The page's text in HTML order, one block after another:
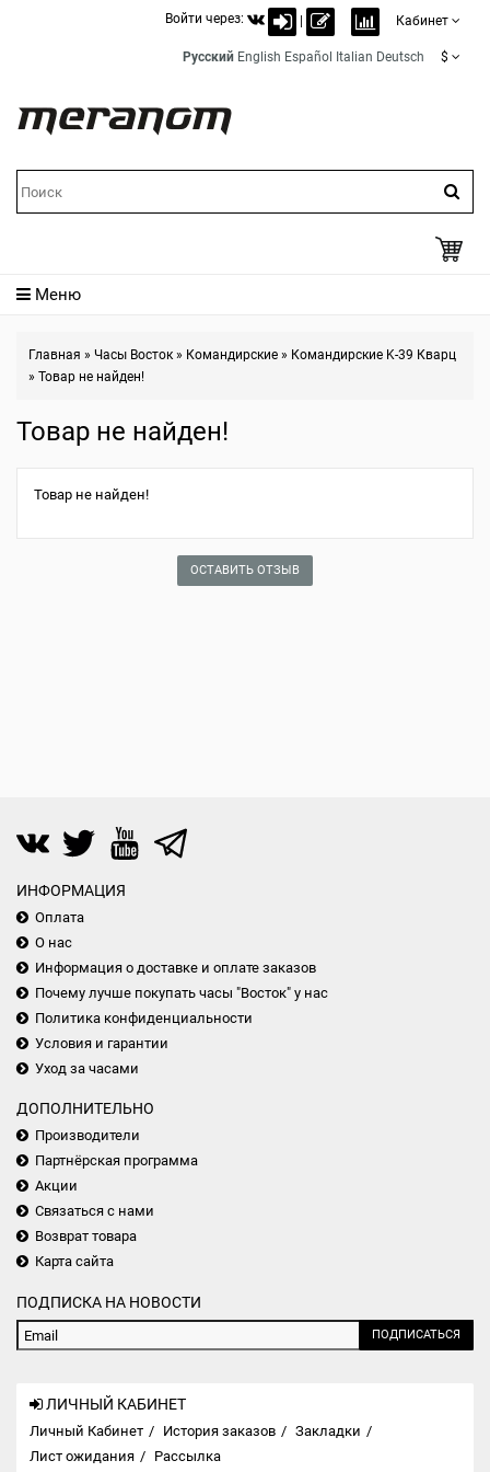
Войти через: Кабинет
Русский English Español Italian Deutsch $
Меню
Главная » Часы Восток » Командирские » Командирские K-39 Кварц
» Товар не найден!
Товар не найден!
Товар не найден!
ОСТАВИТЬ ОТЗЫВ
ИНФОРМАЦИЯ
Оплата
О нас
Информация о доставке и оплате заказов
Почему лучше покупать часы "Восток" у нас
Политика конфиденциальности
Условия и гарантии
Уход за часами
ДОПОЛНИТЕЛЬНО
Производители
Партнёрская программа
Акции
Связаться с нами
Возврат товара
Карта сайта
ПОДПИСКА НА НОВОСТИ
ПОДПИСАТЬСЯ
ЛИЧНЫЙ КАБИНЕТ
Личный Кабинет История заказов
Закладки
Лист ожидания
Рассылка